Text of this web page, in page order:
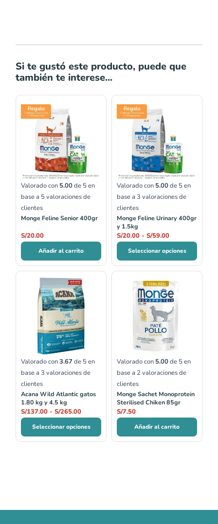
Si te gustó este producto, puede que
también te interese...
Valorado con 5.00de 5 en
base a 5valoraciones de
clientes
Monge Feline Senior 400gr
S/20.00
Añadir al carrito
Valorado con 5.00de 5 en
base a 3 valoraciones de
clientes
Monge Feline Urinary 400gr
y 1.5kg
S/20.00 - S/59.00
desde
S/20.00
hasta
S/59.00
Seleccionar opciones
Valorado con3.67 de 5 en
base a 3 valoraciones de
clientes
Acana Wild Atlantic gatos
1.80 kg y 4.5 kg
S/137.00 - S/265.00
de
precios:
desde
hasta
S/265.00
Seleccionar opciones
Valorado con 5.00de 5 en
base a 2 valoraciones de
clientes
Monge Sachet Monoprotein
Sterilised Chiken 85gr
S/7.50
Añadir al carrito